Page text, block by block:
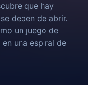
que hay
deben de abrir.
un juego de
una espiral de